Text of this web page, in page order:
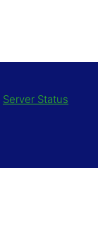
Server Status